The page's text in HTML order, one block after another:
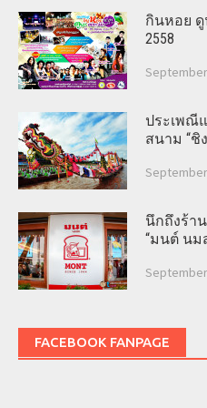
กินหอย ดู
2558
ประเพณี
สนาม “ชิ
นึกถึงร้า
“มนต์ นม
FACEBOOK FANPAGE